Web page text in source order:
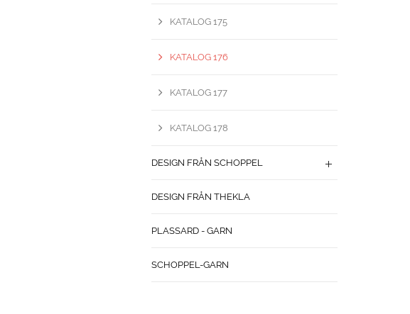
KATALOG 175
KATALOG 176
KATALOG 177
KATALOG 178
DESIGN FRÅN SCHOPPEL
DESIGN FRÅN THEKLA
PLASSARD - GARN
SCHOPPEL-GARN